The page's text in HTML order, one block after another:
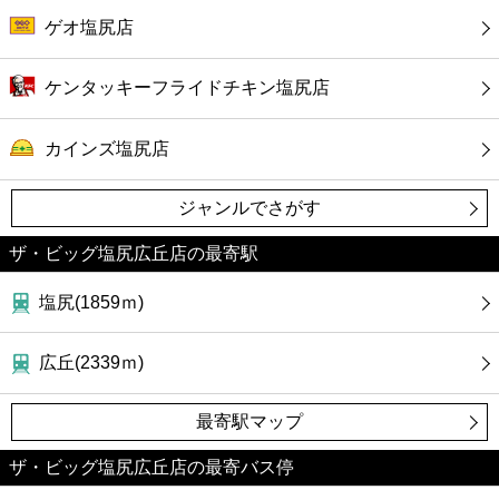
ゲオ塩尻店
ケンタッキーフライドチキン塩尻店
カインズ塩尻店
ジャンルでさがす
ザ・ビッグ塩尻広丘店の最寄駅
塩尻(1859ｍ)
広丘(2339ｍ)
最寄駅マップ
ザ・ビッグ塩尻広丘店の最寄バス停